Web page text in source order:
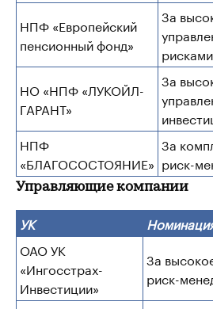
НПФ «Европейский
пенсионный фонд»
За
рисками
НО «НПФ «ЛУКОЙЛ-
ГАРАНТ»
За
НПФ
«БЛАГОСОСТОЯНИЕ»
За
риск-
Управляющие компании
УК
ОАО УК
«Ингосстрах-
Инвестиции»
За
риск-